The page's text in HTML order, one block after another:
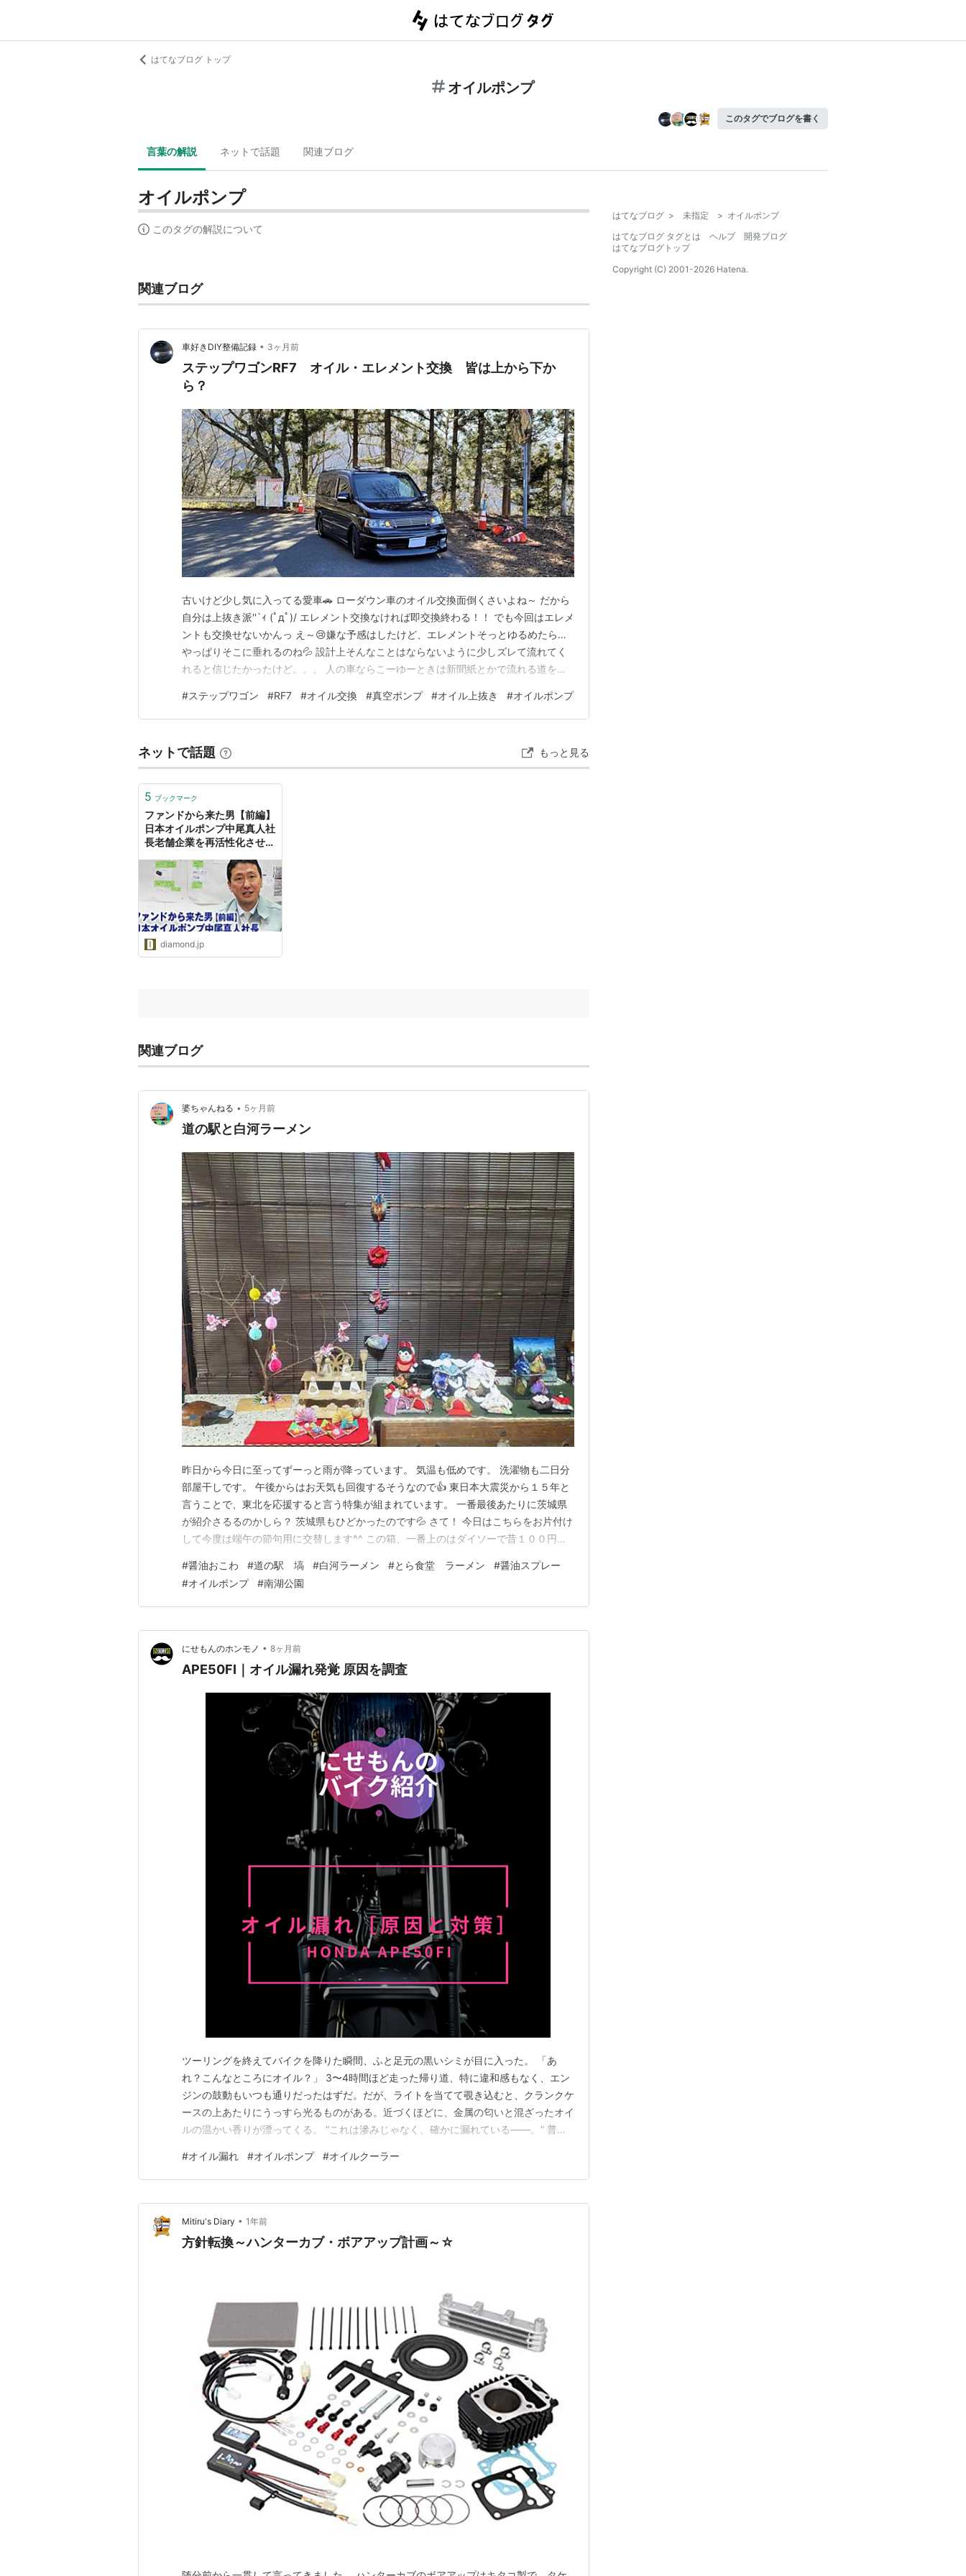
はてなブログ トップ
オイルポンプ
このタグでブログを書く
言葉の解説 ネットで話題 関連ブログ
オイルポンプ
このタグの解説について
関連ブログ
車好きDIY整備記録 • 3ヶ月前
ステップワゴンRF7 オイル・エレメント交換 皆は上から下か
ら？
古いけど少し気に入ってる愛車🚗 ローダウン車のオイル交換面倒くさいよね～ だから
自分は上抜き派''`ｨ (ﾟдﾟ)/ エレメント交換なければ即交換終わる！！ でも今回はエレメ
ントも交換せないかんっ え～😢嫌な予感はしたけど、エレメントそっとゆるめたら…
やっぱりそこに垂れるのね💦 設計上そんなことはならないように少しズレて流れてく
れると信じたかったけど。。。 人の車ならこーゆーときは新聞紙とかで流れる道を作
のが大変でどーでもよくなる(笑) 二年半ぶりは…あり得ないですね(笑) 走らなくてもオ
イルは酸化劣化しま…
#ステップワゴン #RF7 #オイル交換 #真空ポンプ #オイル上抜き #オイルポンプ
ネットで話題 もっと見る
5 ブックマーク
ファンドから来た男【前編】
日本オイルポンプ中尾真人社
長老舗企業を再活性化させた
diamond.jp
関連ブログ
婆ちゃんねる • 5ヶ月前
道の駅と白河ラーメン
昨日から今日に至ってずーっと雨が降っています。 気温も低めです。 洗濯物も二日分
部屋干しです。 午後からはお天気も回復するそうなので👍 東日本大震災から１５年と
言うことで、東北を応援すると言う特集が組まれています。 一番最後あたりに茨城県
が紹介さるるのかしら？ 茨城県もひどかったのです💦 さて！ 今日はこちらをお片付け
して今度は端午の節句用に交替します^^ この箱、一番上のはダイソーで昔１００円で
くらいの物でした。 今では売っていません^^ 今では、小さな衣装ケースを買った方が
安いのではないかしら？ その前に朝ごは…
#醤油おこわ #道の駅 塙 #白河ラーメン #とら食堂 ラーメン #醤油スプレー
#オイルポンプ #南湖公園
にせもんのホンモノ • 8ヶ月前
APE50FI｜オイル漏れ発覚 原因を調査
ツーリングを終えてバイクを降りた瞬間、ふと足元の黒いシミが目に入った。 「あ
れ？こんなところにオイル？」 3〜4時間ほど走った帰り道、特に違和感もなく、エン
ジンの鼓動もいつも通りだったはずだ。だが、ライトを当てて覗き込むと、クランクケ
ースの上あたりにうっすら光るものがある。近づくほどに、金属の匂いと混ざったオイ
ルの温かい香りが漂ってくる。 “これは滲みじゃなく、確かに漏れている——。” 普段
に、帰宅後に待っていたのは小さな焦りと、気づきの時間だった。
#オイル漏れ #オイルポンプ #オイルクーラー
Mitiru's Diary • 1年前
方針転換～ハンターカブ・ボアアップ計画～☆
はてなブログ > 未指定 > オイルポンプ
はてなブログ タグとは
ヘルプ
開発ブログ
はてなブログトップ
Copyright (C) 2001-2026 Hatena.